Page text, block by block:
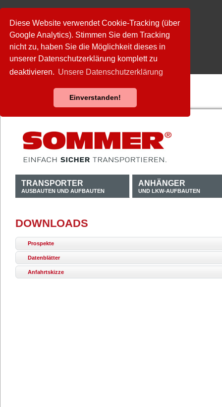
Diese Website verwendet Cookie-Tracking (über
Google Analytics). Stimmen Sie dem Tracking
nicht zu, haben Sie die Möglichkeit dieses in
unserer Datenschutzerklärung komplett zu
deaktivieren. Unsere Datenschutzerklärung
Einverstanden!
TRANSPORTER
AUSBAUTEN UND AUFBAUTEN
ANHÄNGER
UND LKW-AUFBAUTEN
DOWNLOADS
Prospekte
Datenblätter
Anfahrtskizze